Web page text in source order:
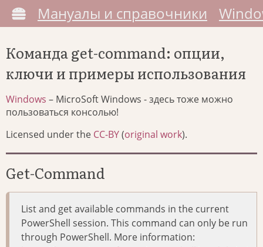
Мануалы и справочники
Команда get-command: опции,
ключи и примеры использования
Windows – MicroSoft Windows - здесь тоже можно
пользоваться консолью!
Licensed under the CC-BY(original work).
Get-Command
List and get available commands in the current
PowerShell session. This command can only be run
through PowerShell. More information: